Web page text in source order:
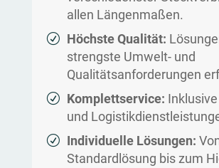
allen Längenmaßen.
Höchste Qualität:
strengste Umwelt- und
Qualitätsanforderungen
Komplettservice:
und
Individuelle Lösungen:
Standardlösung bis zum